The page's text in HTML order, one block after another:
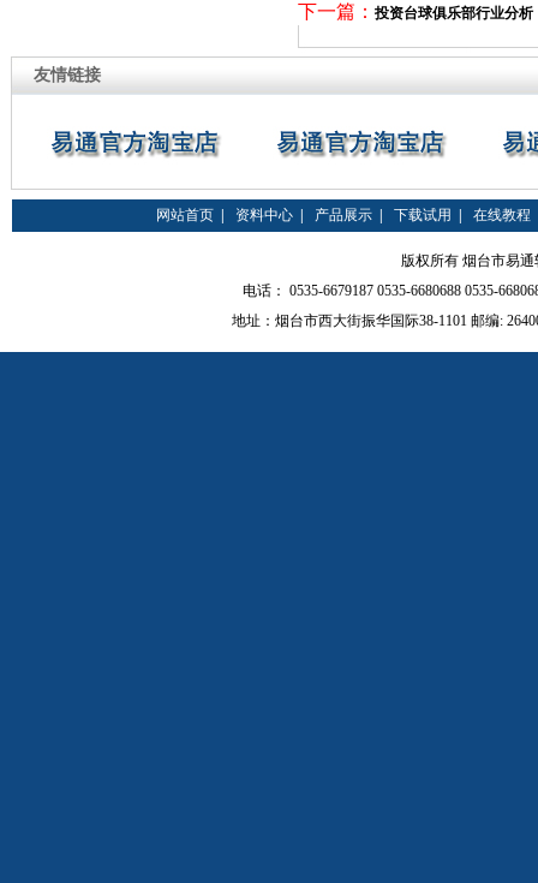
下一篇： 投资台球俱乐部行业分析
友情链接
网站首页 资料中心 产品展示 下载试用 在线教程
版权所有 烟台市易通
电话： 0535-6679187 0535-6680688 0535-
地址：烟台市西大街振华国际38-1101 邮编: